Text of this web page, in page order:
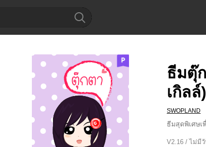
ธีมตุ๊
เกิลล์)
SWOPLAND
ธีมสุดพิเศษ
V2.16 / ไม่มี